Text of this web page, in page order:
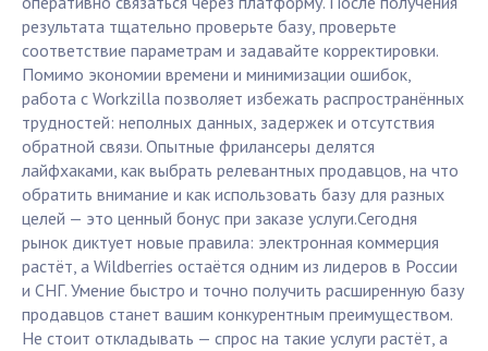
результата тщательно проверьте базу, проверьте
соответствие параметрам и задавайте корректировки.
Помимо экономии времени и минимизации ошибок,
работа с Workzilla позволяет избежать распространённых
трудностей: неполных данных, задержек и отсутствия
обратной связи. Опытные фрилансеры делятся
лайфхаками, как выбрать релевантных продавцов, на что
обратить внимание и как использовать базу для разных
целей — это ценный бонус при заказе услуги.Сегодня
рынок диктует новые правила: электронная коммерция
растёт, а Wildberries остаётся одним из лидеров в России
и СНГ. Умение быстро и точно получить расширенную базу
продавцов станет вашим конкурентным преимуществом.
Не стоит откладывать — спрос на такие услуги растёт, а